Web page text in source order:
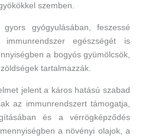
szemben.
gyógyulásában, feszessé
egészségét is
a bogyós gyümölcsök,
tartalmazzák.
jelent a káros hatású szabad
az immunrendszert támogatja,
és a vérrögképződés
a növényi olajok, a